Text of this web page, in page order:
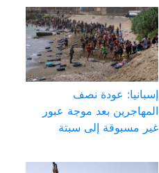
إسبانيا: عودة نصف
المهاجرين بعد موجة عبور
غير مسبوقة إلى سبتة